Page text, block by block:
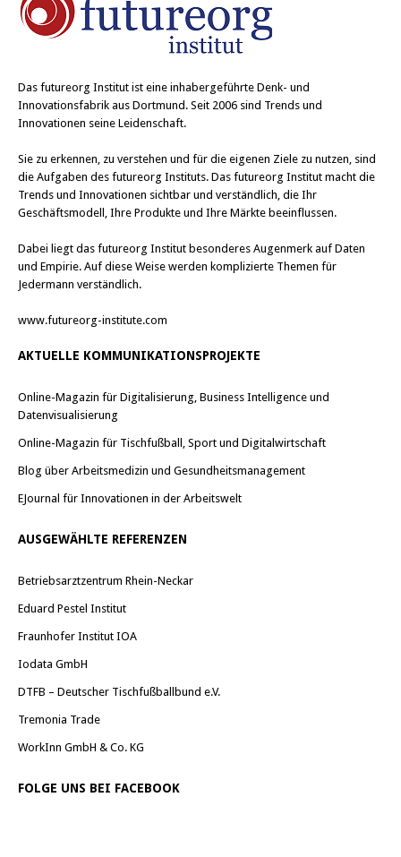
Das futureorg Institut ist eine inhabergeführte Denk- und
Innovationsfabrik aus Dortmund. Seit 2006 sind Trends und
Innovationen seine Leidenschaft.
Sie zu erkennen, zu verstehen und für die eigenen Ziele zu nutzen, sind
die Aufgaben des futureorg Instituts. Das futureorg Institut macht die
Trends und Innovationen sichtbar und verständlich, die Ihr
Geschäftsmodell, Ihre Produkte und Ihre Märkte beeinflussen.
Dabei liegt das futureorg Institut besonderes Augenmerk auf Daten
und Empirie. Auf diese Weise werden komplizierte Themen für
Jedermann verständlich.
www.futureorg-institute.com
AKTUELLE KOMMUNIKATIONSPROJEKTE
Online-Magazin für Digitalisierung, Business Intelligence und
Datenvisualisierung
Online-Magazin für Tischfußball, Sport und Digitalwirtschaft
Blog über Arbeitsmedizin und Gesundheitsmanagement
EJournal für Innovationen in der Arbeitswelt
AUSGEWÄHLTE REFERENZEN
Betriebsarztzentrum Rhein-Neckar
Eduard Pestel Institut
Fraunhofer Institut IOA
Iodata GmbH
DTFB – Deutscher Tischfußballbund e.V.
Tremonia Trade
WorkInn GmbH & Co. KG
FOLGE UNS BEI FACEBOOK